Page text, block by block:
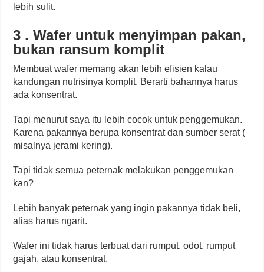
lebih sulit.
3 . Wafer untuk menyimpan pakan,
bukan ransum komplit
Membuat wafer memang akan lebih efisien kalau
kandungan nutrisinya komplit. Berarti bahannya harus
ada konsentrat.
Tapi menurut saya itu lebih cocok untuk penggemukan.
Karena pakannya berupa konsentrat dan sumber serat (
misalnya jerami kering).
Tapi tidak semua peternak melakukan penggemukan
kan?
Lebih banyak peternak yang ingin pakannya tidak beli,
alias harus ngarit.
Wafer ini tidak harus terbuat dari rumput, odot, rumput
gajah, atau konsentrat.